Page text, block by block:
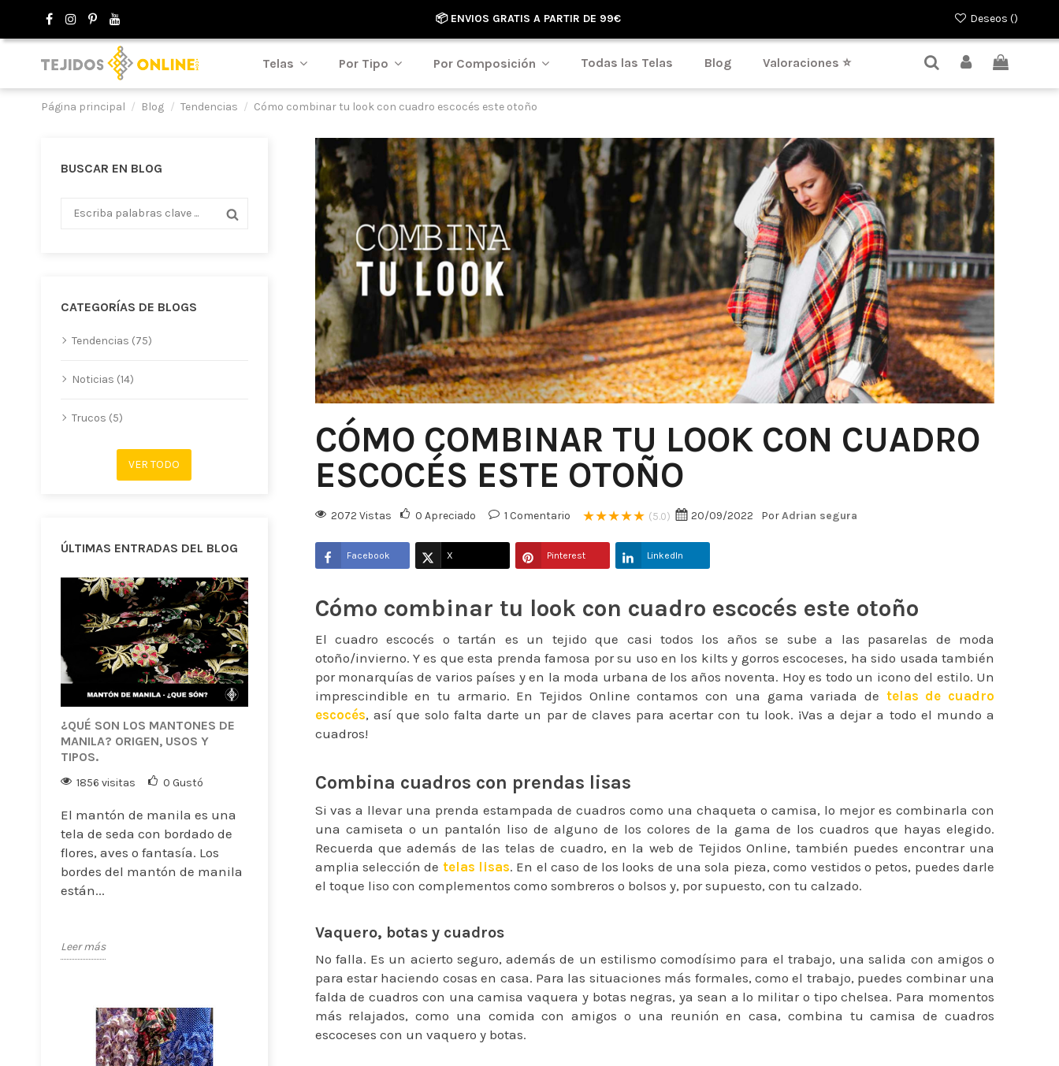
📦 ENVIOS GRATIS A PARTIR DE 99€ Deseos ()
Telas Por Tipo Por Composición Todas las Telas Blog Valoraciones ⭐
Página principal Blog Tendencias Cómo combinar tu look con cuadro escocés este otoño
BUSCAR EN BLOG
CATEGORÍAS DE BLOGS
Tendencias (75)
Noticias (14)
Trucos (5)
VER TODO
ÚLTIMAS ENTRADAS DEL BLOG
¿QUÉ SON LOS MANTONES DE
MANILA? ORIGEN, USOS Y
TIPOS.
1856 visitas 0 Gustó
El mantón de manila es una
tela de seda con bordado de
flores, aves o fantasía. Los
bordes del mantón de manila
están...
Leer más
CÓMO COMBINAR TU LOOK CON CUADRO
ESCOCÉS ESTE OTOÑO
2072 Vistas 0 Apreciado 1 Comentario ★★★★★ (5.0) 20/09/2022 Por Adrian segura
Facebook X Pinterest LinkedIn
Cómo combinar tu look con cuadro escocés este otoño
El cuadro escocés o tartán es un tejido que casi todos los años se sube a las pasarelas de moda
otoño/invierno. Y es que esta prenda famosa por su uso en los kilts y gorros escoceses, ha sido usada también
por monarquías de varios países y en la moda urbana de los años noventa. Hoy es todo un icono del estilo. Un
imprescindible en tu armario. En Tejidos Online contamos con una gama variada de telas de cuadro
escocés, así que solo falta darte un par de claves para acertar con tu look. ¡Vas a dejar a todo el mundo a
cuadros!
Combina cuadros con prendas lisas
Si vas a llevar una prenda estampada de cuadros como una chaqueta o camisa, lo mejor es combinarla con
una camiseta o un pantalón liso de alguno de los colores de la gama de los cuadros que hayas elegido.
Recuerda que además de las telas de cuadro, en la web de Tejidos Online, también puedes encontrar una
amplia selección de telas lisas. En el caso de los looks de una sola pieza, como vestidos o petos, puedes darle
el toque liso con complementos como sombreros o bolsos y, por supuesto, con tu calzado.
Vaquero, botas y cuadros
No falla. Es un acierto seguro, además de un estilismo comodísimo para el trabajo, una salida con amigos o
para estar haciendo cosas en casa. Para las situaciones más formales, como el trabajo, puedes combinar una
falda de cuadros con una camisa vaquera y botas negras, ya sean a lo militar o tipo chelsea. Para momentos
más relajados, como una comida con amigos o una reunión en casa, combina tu camisa de cuadros
escoceses con un vaquero y botas.